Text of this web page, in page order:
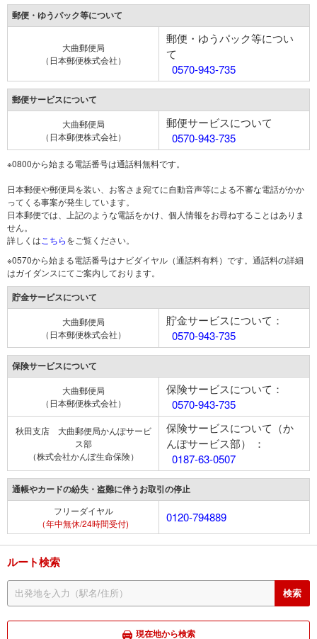
郵便・ゆうパック等について
大曲郵便局
（日本郵便株式会社）
郵便・ゆうパック等につい
て
0570-943-735
郵便サービスについて
大曲郵便局
（日本郵便株式会社）
郵便サービスについて
0570-943-735
※0800から始まる電話番号は通話料無料です。
日本郵便や郵便局を装い、お客さま宛てに自動音声等による不審な電話がかか
ってくる事案が発生しています。
日本郵便では、上記のような電話をかけ、個人情報をお尋ねすることはありま
せん。
詳しくは こちらをご覧ください。
※0570から始まる電話番号はナビダイヤル（通話料有料）です。通話料の詳細
はガイダンスにてご案内しております。
貯金サービスについて
大曲郵便局
（日本郵便株式会社）
貯金サービスについて：
0570-943-735
保険サービスについて
大曲郵便局
（日本郵便株式会社）
保険サービスについて：
0570-943-735
秋田支店 大曲郵便局かんぽサービ
ス部
（株式会社かんぽ生命保険）
保険サービスについて（か
んぽサービス部） ：
0187-63-0507
通帳やカードの紛失・盗難に伴うお取引の停止
フリーダイヤル
（年中無休/24時間受付)
0120-794889
ルート検索
現在地から検索